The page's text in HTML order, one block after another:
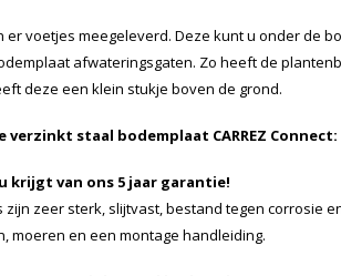
er voetjes meegeleverd. Deze kunt u onder de
afwateringsgaten. Zo heeft de
deze een klein stukje boven de grond.
verzinkt staal bodemplaat CARREZ Connect:
u krijgt van ons 5 jaar garantie!
zijn zeer sterk, slijtvast, bestand tegen corrosie
moeren en een montage handleiding.